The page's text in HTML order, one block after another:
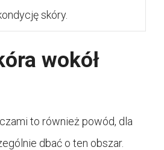
skóry.
wokół
to również powód, dla
dbać o ten obszar.